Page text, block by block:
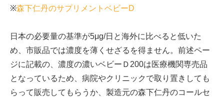
※森下仁丹のサプリメントベビーD
日本の必要量の基準が5μg/日と海外に比べると低いた
め、市販品では濃度を薄くせざるを得ません。前述ペー
ジに記載の、濃度の濃いベビーＤ200は医療機関専売品
となっているため、病院やクリニックで取り置きしても
らって販売してもらうか、製造元の森下仁丹のコールセ